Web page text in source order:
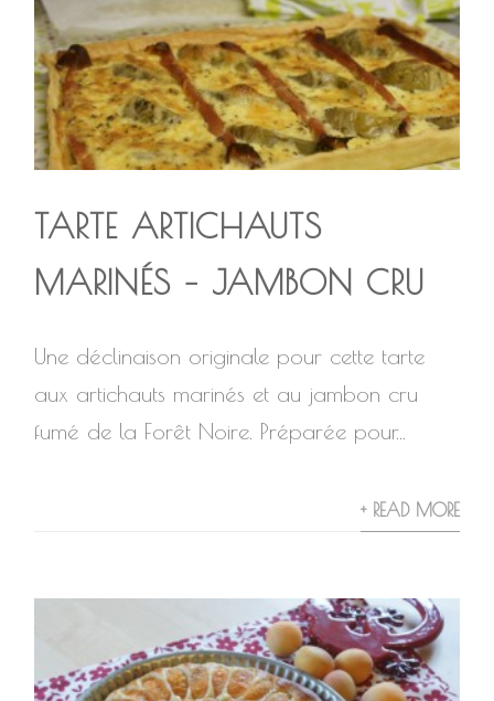
TARTE ARTICHAUTS
MARINÉS – JAMBON CRU
Une déclinaison originale pour cette tarte
aux artichauts marinés et au jambon cru
fumé de la Forêt Noire. Préparée pour...
+ READ MORE